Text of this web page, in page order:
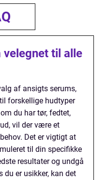
velegnet til alle
af ansigts serums,
forskellige hudtyper
du har tør, fedtet,
vil der være et
Det er vigtigt at
til din specifikke
resultater og undgå
du er usikker, kan det